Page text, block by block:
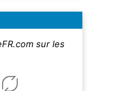
sur les